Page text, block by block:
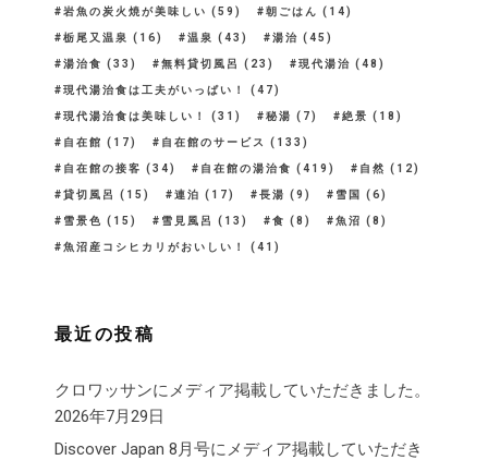
岩魚の炭火焼が美味しい (59) 朝ごはん (14)
栃尾又温泉 (16) 温泉 (43) 湯治 (45)
湯治食 (33) 無料貸切風呂 (23) 現代湯治 (48)
現代湯治食は工夫がいっぱい！ (47)
現代湯治食は美味しい！ (31) 秘湯 (7) 絶景 (18)
自在館 (17) 自在館のサービス (133)
自在館の接客 (34) 自在館の湯治食 (419) 自然 (12)
貸切風呂 (15) 連泊 (17) 長湯 (9) 雪国 (6)
雪景色 (15) 雪見風呂 (13) 食 (8) 魚沼 (8)
魚沼産コシヒカリがおいしい！ (41)
最近の投稿
クロワッサンにメディア掲載していただきました。
2026年7月29日
Discover Japan 8月号にメディア掲載していただき